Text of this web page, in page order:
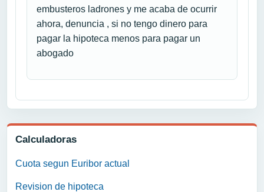
Calculadoras
Cuota segun Euribor actual
Revision de hipoteca
embusteros ladrones y me acaba de ocurrir
ahora, denuncia , si no tengo dinero para
pagar la hipoteca menos para pagar un
abogado